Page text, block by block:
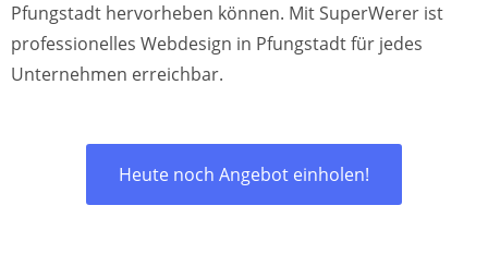
Pfungstadt hervorheben können. Mit SuperWerer ist
professionelles Webdesign in Pfungstadt für jedes
Unternehmen erreichbar.
Heute noch Angebot einholen!